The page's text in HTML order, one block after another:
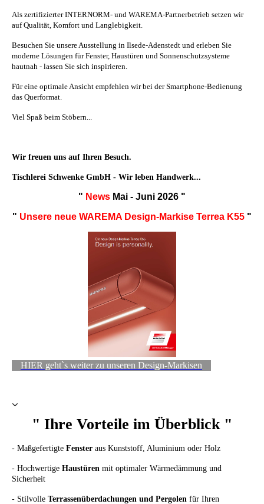
Als zertifizierter INTERNORM- und WAREMA-Partnerbetrieb setzen wir
auf Qualität, Komfort und Langlebigkeit.
Besuchen Sie unsere Ausstellung in Ilsede-Adenstedt und erleben Sie
moderne Lösungen für Fenster, Haustüren und Sonnenschutzsysteme
hautnah - lassen Sie sich inspirieren.
Für eine optimale Ansicht empfehlen wir bei der Smartphone-Bedienung
das Querformat.
Viel Spaß beim Stöbern...
Wir freuen uns auf Ihren Besuch.
Tischlerei Schwenke GmbH - Wir leben Handwerk...
" News Mai - Juni 2026 "
" Unsere neue WAREMA Design-Markise Terrea K55 "
HIER geht`s weiter zu unseren Design-Markisen
" Ihre Vorteile im Überblick "
- Maßgefertigte Fenster aus Kunststoff, Aluminium oder Holz
- Hochwertige Haustüren mit optimaler Wärmedämmung und
Sicherheit
- Stilvolle Terrassenüberdachungen und Pergolen für Ihren